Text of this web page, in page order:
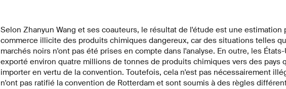
Selon Zhanyun Wang et ses coauteurs, le résultat de l'étude est une estimation
commerce illicite des produits chimiques dangereux, car des situations telles
marchés noirs n'ont pas été prises en compte dans l'analyse. En outre, les
exporté environ quatre millions de tonnes de produits chimiques vers des pays
importer en vertu de la convention. Toutefois, cela n'est pas nécessairement
n'ont pas ratifié la convention de Rotterdam et sont soumis à des règles